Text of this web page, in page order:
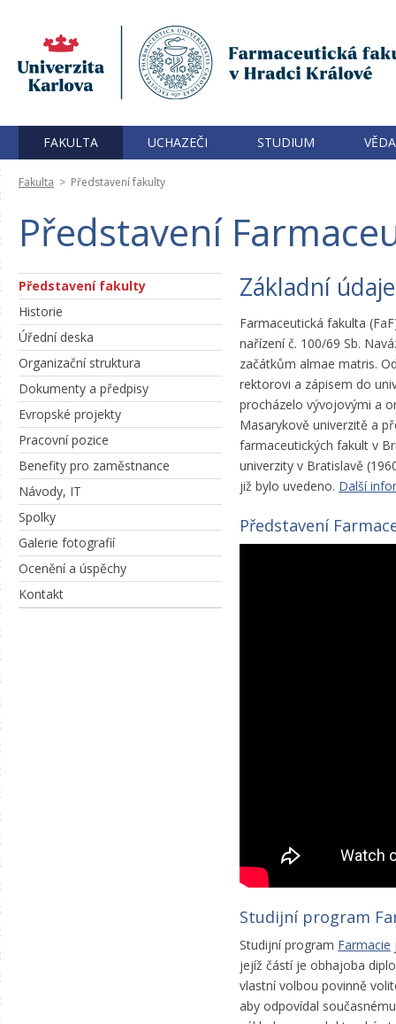
FAKULTA UCHAZEČI STUDIUM
Fakulta > Představení fakulty
Představení
Představení fakulty
Historie
Úřední deska
Organizační struktura
Dokumenty a předpisy
Evropské projekty
Pracovní pozice
Benefity pro zaměstnance
Návody, IT
Spolky
Galerie fotografií
Ocenění a úspěchy
Kontakt
Základní
Farmaceutická fakulta
nařízení č. 100/69 Sb.
začátkům almae matris.
rektorovi a zápisem do
procházelo vývojovými a
Masarykově univerzitě a
farmaceutických fakult v
univerzity v Bratislavě
již bylo uvedeno. Další
Představení
Studijní program
Studijní program Farmacie
jejíž částí je obhajoba
vlastní volbou povinně
aby odpovídal